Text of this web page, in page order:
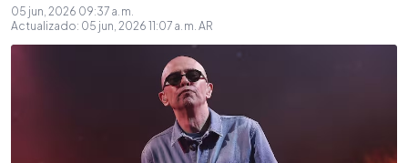
05 jun, 2026 09:37 a. m.
Actualizado: 05 jun, 2026 11:07 a. m. AR